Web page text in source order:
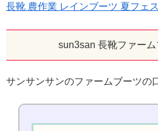
長靴 農作業 レインブーツ 夏フェ
sun3san 長靴ファーム
サンサンサンのファームブーツの